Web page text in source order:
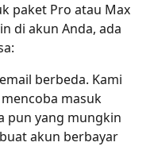
paket Pro atau Max
di akun Anda, ada
berbeda. Kami
masuk
pun yang mungkin
akun berbayar